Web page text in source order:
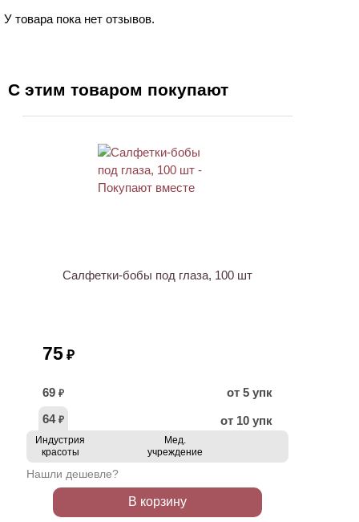
У товара пока нет отзывов.
С этим товаром покупают
Салфетки-бобы под глаза, 100 шт
75 ₽
69 ₽
от 5 упк
64 ₽ от 10 упк
Индустрия
красоты
Мед.
учреждение
Нашли дешевле?
В корзину